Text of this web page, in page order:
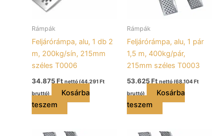
Rámpák
Feljárórámpa, alu, 1 db 2
m, 200kg/sín, 215mm
széles T0006
34.875Ft nettó (44.291 Ft
bruttó)
Kosárba
teszem
Rámpák
Feljárórámpa, alu, 1 pár
1,5 m, 400kg/pár,
215mm széles T0003
53.625Ft nettó (68.104Ft
bruttó)
Kosárba
teszem